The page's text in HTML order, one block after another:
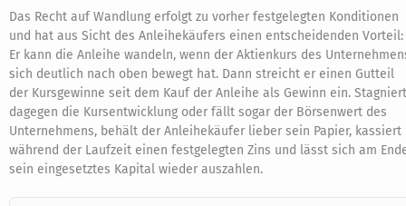
Das Recht auf Wandlung erfolgt zu vorher festgelegten Konditionen
und hat aus Sicht des Anleihekäufers einen entscheidenden Vorteil:
Er kann die Anleihe wandeln, wenn der Aktienkurs des
sich deutlich nach oben bewegt hat. Dann streicht er einen Gutteil
der Kursgewinne seit dem Kauf der Anleihe als Gewinn ein. Stagniert
dagegen die Kursentwicklung oder fällt sogar der Börsenwert des
Unternehmens, behält der Anleihekäufer lieber sein Papier, kassiert
während der Laufzeit einen festgelegten Zins und lässt sich am
sein eingesetztes Kapital wieder auszahlen.